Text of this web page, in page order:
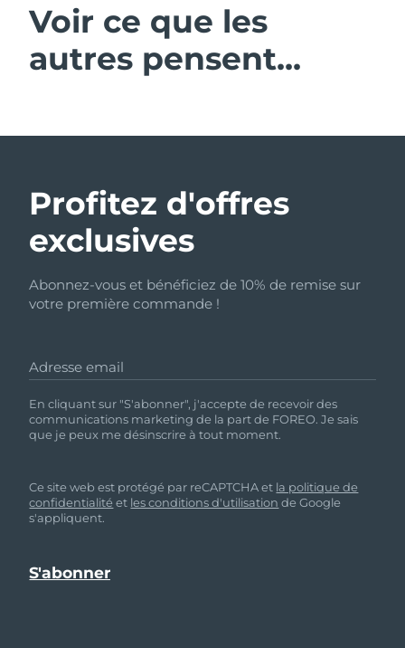
Voir ce que les
autres pensent...
Profitez d'offres
exclusives
Abonnez-vous et bénéficiez de 10% de remise sur
votre première commande !
Adresse email
En cliquant sur "S'abonner", j'accepte de recevoir des
communications marketing de la part de FOREO. Je sais
que je peux me désinscrire à tout moment.
Ce site web est protégé par reCAPTCHA et la politique de
confidentialité et les conditions d'utilisation de Google
s'appliquent.